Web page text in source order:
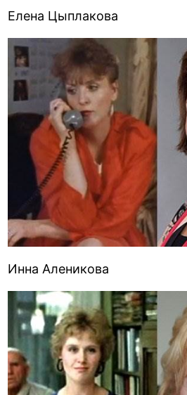
Елена Цыплакова
Инна Аленикова